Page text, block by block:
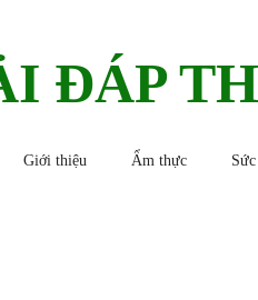
ĐÁP
Giới thiệu Ẩm thực